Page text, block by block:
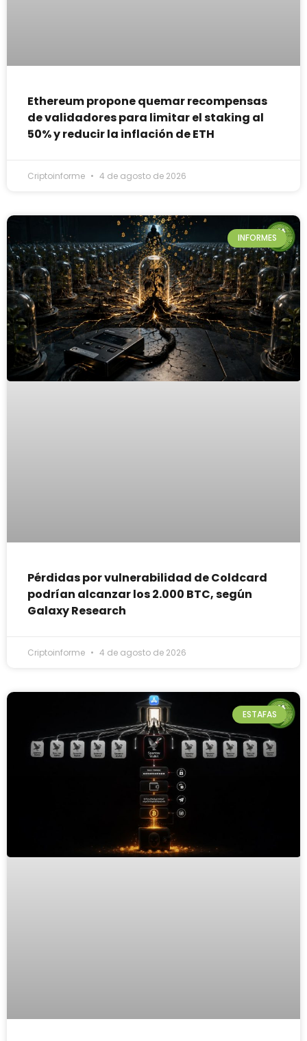
Ethereum propone quemar recompensas
de validadores para limitar el staking al
50% y reducir la inflación de ETH
Criptoinforme 4 de agosto de 2026
INFORMES
Pérdidas por vulnerabilidad de Coldcard
podrían alcanzar los 2.000 BTC, según
Galaxy Research
Criptoinforme 4 de agosto de 2026
ESTAFAS